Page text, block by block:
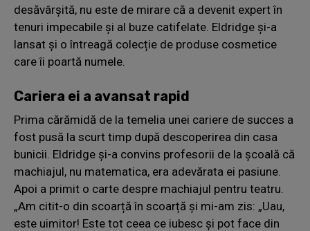
desăvârșită, nu este de mirare că a devenit expert în
tenuri impecabile și al buze catifelate. Eldridge și-a
lansat și o întreagă colecție de produse cosmetice
care îi poartă numele.
Cariera ei a avansat rapid
Prima cărămidă de la temelia unei cariere de succes a
fost pusă la scurt timp după descoperirea din casa
bunicii. Eldridge și-a convins profesorii de la școală că
machiajul, nu matematica, era adevărata ei pasiune.
Apoi a primit o carte despre machiajul pentru teatru.
„Am citit-o din scoarță în scoarță și mi-am zis: „Uau,
este uimitor! Este tot ceea ce iubesc și pot face din